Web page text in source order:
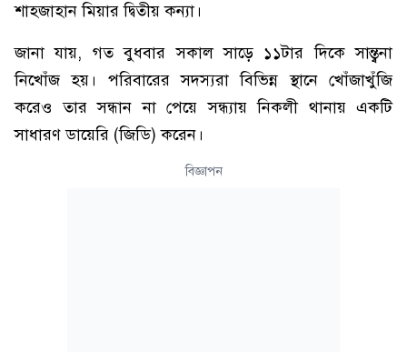
শাহজাহান মিয়ার দ্বিতীয় কন্যা।
জানা যায়, গত বুধবার সকাল সাড়ে ১১টার দিকে সান্ত্বনা
নিখোঁজ হয়। পরিবারের সদস্যরা বিভিন্ন স্থানে খোঁজাখুঁজি
করেও তার সন্ধান না পেয়ে সন্ধ্যায় নিকলী থানায় একটি
সাধারণ ডায়েরি (জিডি) করেন।
বিজ্ঞাপন